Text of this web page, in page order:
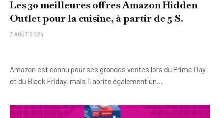
Les 30 meilleures offres Amazon Hidden
Outlet pour la cuisine, à partir de 5 $.
3 AOÛT 2024
Amazon est connu pour ses grandes ventes lors du Prime Day
et du Black Friday, mais il abrite également un…